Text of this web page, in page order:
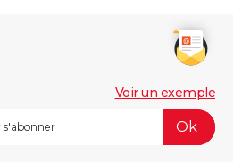
Voir un exemple